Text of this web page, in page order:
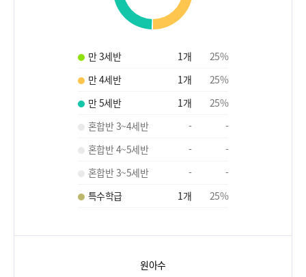
만 3세반 1개 25%
만 4세반
1개 25%
만 5세반
1개 25%
혼합반 3~4세반
-
-
혼합반 4~5세반
-
-
혼합반 3~5세반
-
-
특수학급
1개 25%
원아수